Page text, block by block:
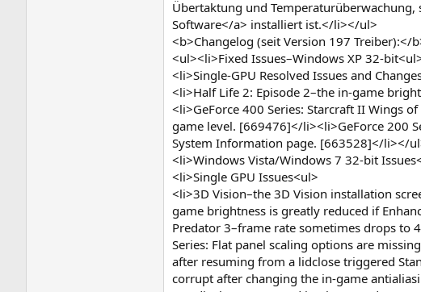
Übertaktung und
Software</a> installiert ist.</li></ul>
<b>Changelog (seit Version 197 Treiber):</
<ul><li>Fixed Issues–Windows XP 32-
<li>Single-GPU Resolved Issues and
<li>Half Life 2: Episode 2–the in-game
<li>GeForce 400 Series: Starcraft II Wings
game level. [669476]</li><li>GeForce 200
System Information page. [663528]</li></
<li>Windows Vista/Windows 7 32-bit
<li>Single GPU Issues<ul>
<li>3D Vision–the 3D Vision installation
game brightness is greatly reduced if
Predator 3–frame rate sometimes drops to
Series: Flat panel scaling options are
after resuming from a lidclose triggered
corrupt after changing the in-game